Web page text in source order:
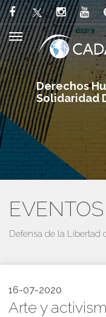
Derechos
Solidaridad
EVENTOS
Defensa de la Libertad
16-07-2020
Arte y